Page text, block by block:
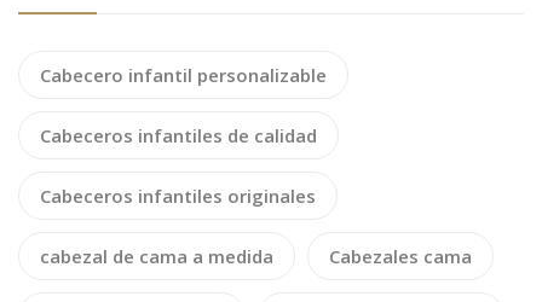
Cabecero infantil personalizable
Cabeceros infantiles de calidad
Cabeceros infantiles originales
cabezal de cama a medida Cabezales cama